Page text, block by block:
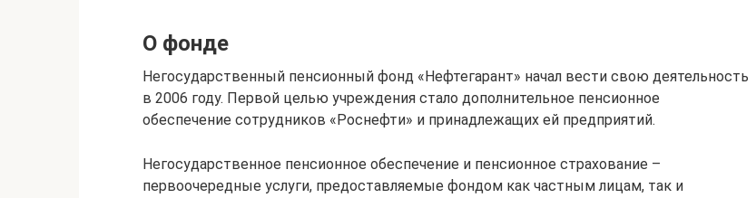
О фонде
Негосударственный пенсионный фонд «Нефтегарант» начал вести свою деятельность
в 2006 году. Первой целью учреждения стало дополнительное пенсионное
обеспечение сотрудников «Роснефти» и принадлежащих ей предприятий.
Негосударственное пенсионное обеспечение и пенсионное страхование –
первоочередные услуги, предоставляемые фондом как частным лицам, так и